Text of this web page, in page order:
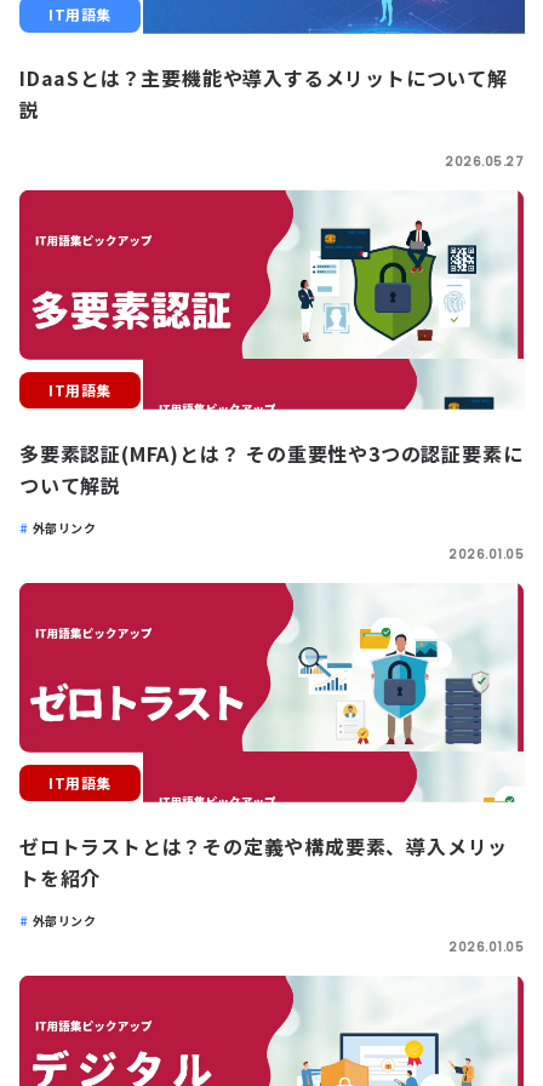
IT用語集
IDaaSとは？主要機能や導入するメリットについて解
説
2026.05.27
IT用語集
多要素認証(MFA)とは？ その重要性や3つの認証要素に
ついて解説
外部リンク
2026.01.05
IT用語集
ゼロトラストとは？その定義や構成要素、導入メリッ
トを紹介
外部リンク
2026.01.05